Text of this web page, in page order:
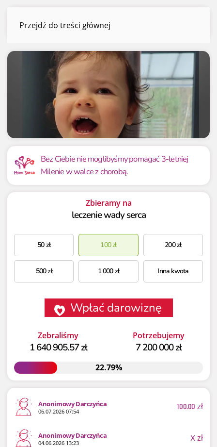
Przejdź do treści głównejMilena Świąder
Mamy już
1 640 905.57 zł
Potrzebujemy
7 200 000 zł
22.79% 22.79%
Bez Ciebie nie moglibyśmy pomagać 3-letniej
Milenie w walce z chorobą.
Zbieramy na
leczenie wady serca
50zł 100zł 200zł
500zł 1 000zł Inna kwota
Wpłać darowiznę
Zebraliśmy
1 640 905.57 zł
Potrzebujemy
7 200 000 zł
22.79%
22.79%
Anonimowy Darczyńca
06.07.2026 07:54 100.00 zł
Anonimowy Darczyńca
04.06.2026 13:23 Xzł